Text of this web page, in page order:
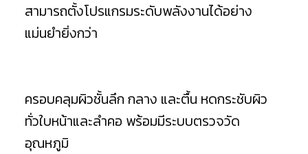
สามารถตั้งโปรแกรมระดับพลังงานได้อย่าง
แม่นยำยิ่งกว่า
ครอบคลุมผิวชั้นลึก กลาง และตื้น หดกระชับผิว
ทั่วใบหน้าและลำคอ พร้อมมีระบบตรวจวัด
อุณหภูมิ